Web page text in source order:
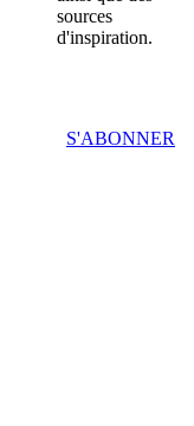
sources
d'inspiration.
S'ABONNER